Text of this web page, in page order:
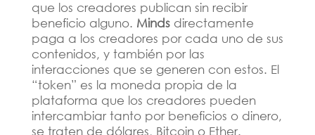
que los creadores publican sin recibir
beneficio alguno. Mindsdirectamente
paga a los creadores por cada uno de sus
contenidos, y también por las
interacciones que se generen con estos. El
“token” es la moneda propia de la
plataforma que los creadores pueden
intercambiar tanto por beneficios o dinero,
se traten de dólares, Bitcoin o Ether.